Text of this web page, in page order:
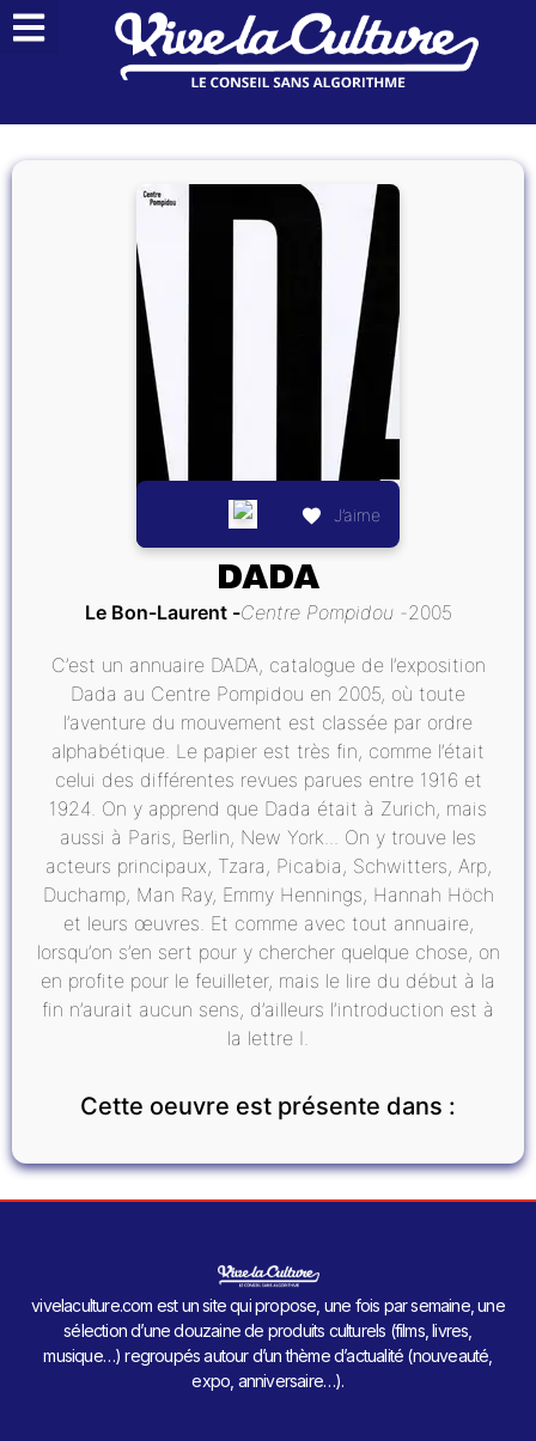
J’aime
DADA
Le Bon-Laurent Centre Pompidou 2005
C’est un annuaire DADA, catalogue de l’exposition
Dada au Centre Pompidou en 2005, où toute
l’aventure du mouvement est classée par ordre
alphabétique. Le papier est très fin, comme l’était
celui des différentes revues parues entre 1916 et
1924. On y apprend que Dada était à Zurich, mais
aussi à Paris, Berlin, New York... On y trouve les
acteurs principaux, Tzara, Picabia, Schwitters, Arp,
Duchamp, Man Ray, Emmy Hennings, Hannah Höch
et leurs œuvres. Et comme avec tout annuaire,
lorsqu’on s’en sert pour y chercher quelque chose, on
en profite pour le feuilleter, mais le lire du début à la
fin n’aurait aucun sens, d’ailleurs l’introduction est à
la lettre I.
Cette oeuvre est présente dans :
vivelaculture.com est un site qui propose, une fois par semaine, une
sélection d’une douzaine de produits culturels (films, livres,
musique…) regroupés autour d’un thème d’actualité (nouveauté,
expo, anniversaire…).